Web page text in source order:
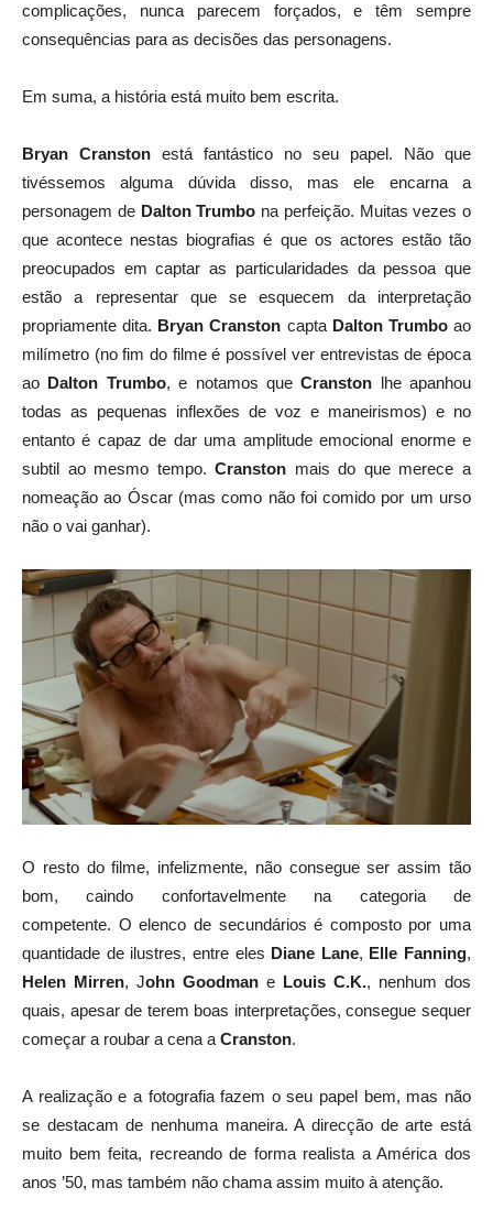
complicações, nunca parecem forçados, e têm sempre
consequências para as decisões das personagens.
Em suma, a história está muito bem escrita.
Bryan Cranston está fantástico no seu papel. Não que
tivéssemos alguma dúvida disso, mas ele encarna a
personagem de Dalton Trumbo na perfeição. Muitas vezes o
que acontece nestas biografias é que os actores estão tão
preocupados em captar as particularidades da pessoa que
estão a representar que se esquecem da interpretação
propriamente dita. Bryan Cranston capta Dalton Trumboao
milímetro (no fim do filme é possível ver entrevistas de época
ao Dalton Trumbo, e notamos queCranston lhe apanhou
todas as pequenas inflexões de voz e maneirismos) e no
entanto é capaz de dar uma amplitude emocional enorme e
subtil ao mesmo tempo.Cranston mais do que merece a
nomeação ao Óscar (mas como não foi comido por um urso
não o vai ganhar).
O resto do filme, infelizmente, não consegue ser assim tão
bom, caindo confortavelmente na categoria de
competente. O elenco de secundários é composto por uma
quantidade de ilustres, entre eles Diane Lane, Elle Fanning,
Helen Mirren, John Goodman e Louis C.K., nenhum dos
quais, apesar de terem boas interpretações, consegue sequer
começar a roubar a cena a Cranston.
A realização e a fotografia fazem o seu papel bem, mas não
se destacam de nenhuma maneira. A direcção de arte está
muito bem feita, recreando de forma realista a América dos
anos ’50, mas também não chama assim muito à atenção.